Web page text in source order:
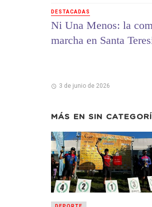
DESTACADAS
Ni Una Menos: la
marcha en Santa
3 de junio de 2026
MÁS EN SIN